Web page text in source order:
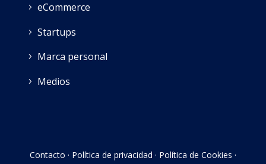
eCommerce
Startups
Marca personal
Medios
Contacto · Política de privacidad · Política de Cookies ·